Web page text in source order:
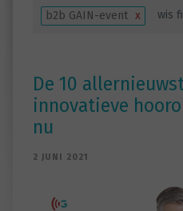
b2b GAIN-event x wis
De 10
innovatieve
nu
2 JUNI 2021